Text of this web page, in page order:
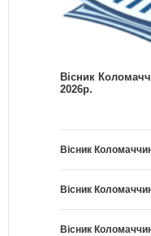
Вісник
2026р.
Вісник
Вісник
Вісник